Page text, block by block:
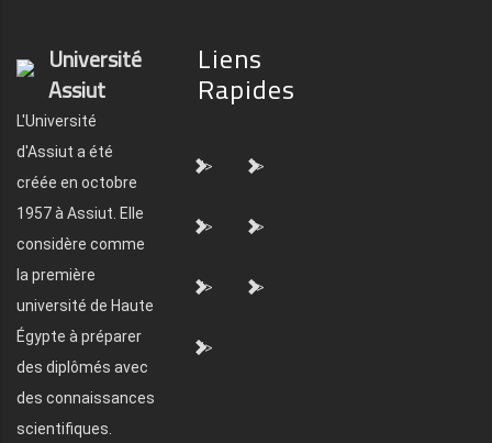
Université
Assiut
L'Université
d'Assiut a été
créée en octobre
1957 à Assiut. Elle
considère comme
la première
université de Haute
Égypte à préparer
des diplômés avec
des connaissances
scientifiques.
Liens
Rapides
"> ">
"> ">
"> ">
">